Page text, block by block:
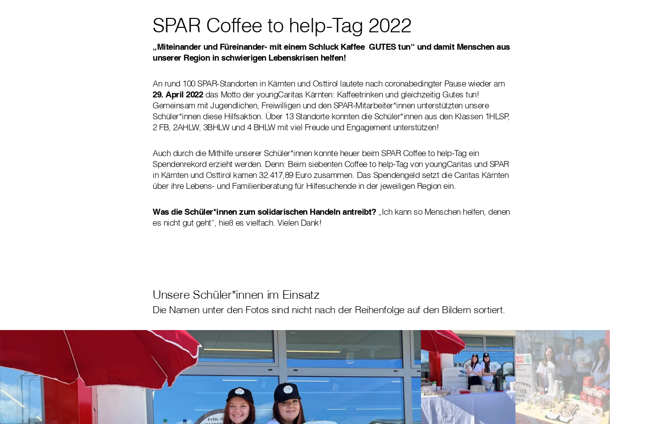
SPAR Coffee to help-Tag 2022
„Miteinander und Füreinander- mit einem Schluck Kaffee GUTES tun“ und damit Menschen aus
unserer Region in schwierigen Lebenskrisen helfen!
An rund 100 SPAR-Standorten in Kärnten und Osttirol lautete nach coronabedingter Pause wieder am
29. April 2022 das Motto der youngCaritas Kärnten: Kaffeetrinken und gleichzeitig Gutes tun!
Gemeinsam mit Jugendlichen, Freiwilligen und den SPAR-Mitarbeiter*innen unterstützten unsere
Schüler*innen diese Hilfsaktion. Über 13 Standorte konnten die Schüler*innen aus den Klassen 1HLSP,
2 FB, 2AHLW, 3BHLW und 4 BHLW mit viel Freude und Engagement unterstützen!
Auch durch die Mithilfe unserer Schüler*innen konnte heuer beim SPAR Coffee to help-Tag ein
Spendenrekord erzieht werden. Denn: Beim siebenten Coffee to help-Tag von youngCaritas und SPAR
in Kärnten und Osttirol kamen 32.417,89 Euro zusammen. Das Spendengeld setzt die Caritas Kärnten
über ihre Lebens- und Familienberatung für Hilfesuchende in der jeweiligen Region ein.
Was die Schüler*innen zum solidarischen Handeln antreibt?„Ich kann so Menschen helfen, denen
es nicht gut geht“, hieß es vielfach. Vielen Dank!
Unsere Schüler*innen im Einsatz
Die Namen unter den Fotos sind nicht nach der Reihenfolge auf den Bildern sortiert.